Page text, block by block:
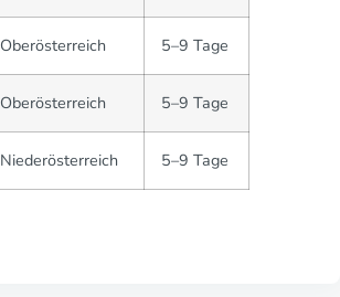
Oberösterreich 5–9 Tage
Oberösterreich 5–9 Tage
Niederösterreich 5–9 Tage